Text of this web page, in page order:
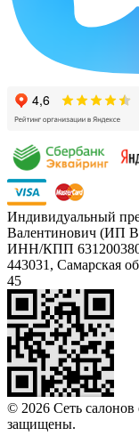
Индивидуальный
Валентинович (ИП
ИНН/КПП
443031, Самарская
45
© 2026 Сеть
защищены.